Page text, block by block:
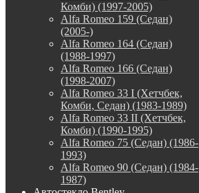
Комби) (1997-2005)
Alfa Romeo 159 (Седан)
(2005-)
Alfa Romeo 164 (Седан)
(1988-1997)
Alfa Romeo 166 (Седан)
(1998-2007)
Alfa Romeo 33 I (Хетчбек,
Комби, Седан) (1983-1989)
Alfa Romeo 33 II (Хетчбек,
Комби) (1990-1995)
Alfa Romeo 75 (Седан) (1986-
1993)
Alfa Romeo 90 (Седан) (1984-
1987)